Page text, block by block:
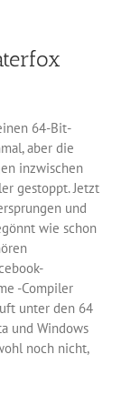
64-Bit-
aber die
inzwischen
gestoppt. Jetzt
und
wie schon
-Compiler
unter den 64
und Windows
noch nicht,